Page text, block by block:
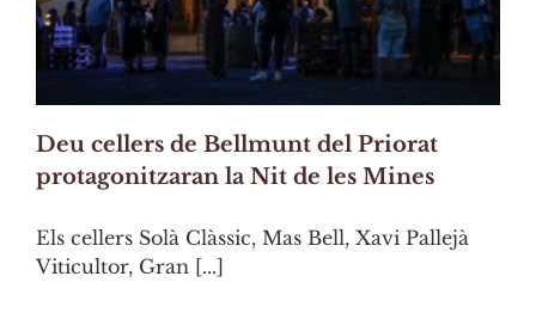
Deu cellers de Bellmunt del Priorat
protagonitzaran la Nit de les Mines
Els cellers Solà Clàssic, Mas Bell, Xavi Pallejà
Viticultor, Gran [...]